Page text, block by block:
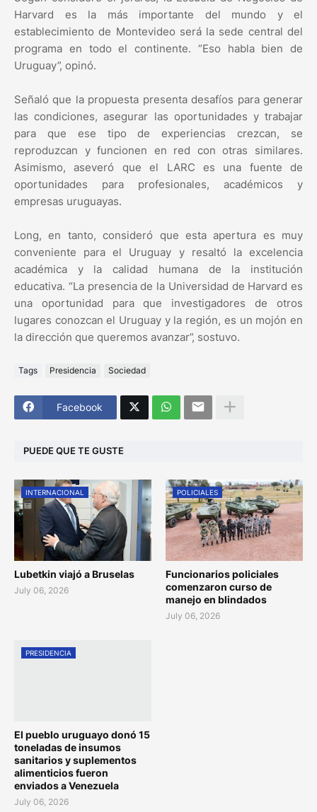
Harvard es la más importante del mundo y el
establecimiento de Montevideo será la sede central del
programa en todo el continente. “Eso habla bien de
Uruguay”, opinó.
Señaló que la propuesta presenta desafíos para generar
las condiciones, asegurar las oportunidades y trabajar
para que ese tipo de experiencias crezcan, se
reproduzcan y funcionen en red con otras similares.
Asimismo, aseveró que el LARC es una fuente de
oportunidades para profesionales, académicos y
empresas uruguayas.
Long, en tanto, consideró que esta apertura es muy
conveniente para el Uruguay y resaltó la excelencia
académica y la calidad humana de la institución
educativa. “La presencia de la Universidad de Harvard es
una oportunidad para que investigadores de otros
lugares conozcan el Uruguay y la región, es un mojón en
la dirección que queremos avanzar”, sostuvo.
Tags Presidencia Sociedad
Facebook
PUEDE QUE TE GUSTE
INTERNACIONAL
Lubetkin viajó a Bruselas
July 06, 2026
POLICIALES
Funcionarios policiales
comenzaron curso de
manejo en blindados
July 06, 2026
PRESIDENCIA
El pueblo uruguayo donó 15
toneladas de insumos
sanitarios y suplementos
alimenticios fueron
enviados a Venezuela
July 06, 2026